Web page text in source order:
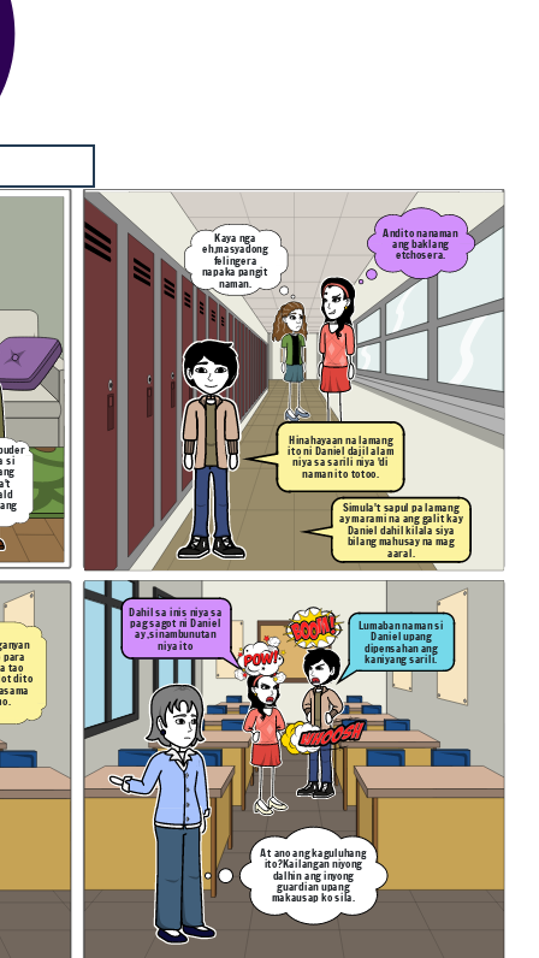
si
Andito nanaman
ang baklang
etchosera.
Kaya nga
eh,masyadong
felingera
napaka pangit
naman.
Hinahayaan na lamang
ito ni Daniel dajil alam
niya sa sarili niya 'di
naman ito totoo.
Simula't sapul pa lamang
ay marami na ang galit kay
Daniel dahil kilala siya
bilang mahusay na mag
aaral.
para
tao
dito
Dahil sa inis niya sa
pag sagot ni Daniel
ay ,sinambunutan
niya ito
Lumaban naman si
Daniel upang
dipensahan ang
kaniyang sarili.
At ano ang kaguluhang
ito?Kailangan niyong
dalhin ang inyong
guardian upang
makausap ko sila.